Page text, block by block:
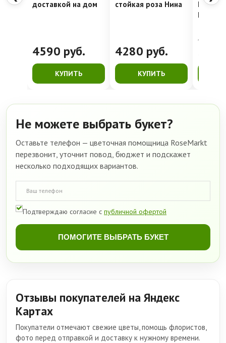
доставкой на дом
4590 руб.
КУПИТЬ
стойкая роза Нина
4280 руб.
КУПИТЬ
Недели
4762
Не можете выбрать букет?
Оставьте телефон — цветочная помощница RoseMarkt
перезвонит, уточнит повод, бюджет и подскажет
несколько подходящих вариантов.
Подтверждаю согласие с публичной офертой
ПОМОГИТЕ ВЫБРАТЬ БУКЕТ
Отзывы покупателей на Яндекс
Картах
Покупатели отмечают свежие цветы, помощь флористов,
фото перед отправкой и доставку к нужному времени.